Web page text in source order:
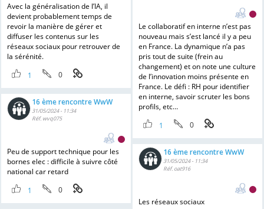
Avec la généralisation de l’IA, il
devient probablement temps de
revoir la manière de gérer et
diffuser les contenus sur les
réseaux sociaux pour retrouver de
la sérénité.
1
0
Le collaboratif en interne n’est pas
nouveau mais s’est lancé il y a peu
en France. La dynamique n’a pas
pris tout de suite (frein au
changement) et on note une culture
de l’innovation moins présente en
France. Le défi : RH pour identifier
en interne, savoir scruter les bons
profils, etc…
1
0
16 ème rencontre WwW
31/05/2024 - 11:34
Réf. wvq075
Peu de support technique pour les
bornes elec : difficile à suivre côté
national car retard
1
0
16 ème rencontre WwW
31/05/2024 - 11:34
Réf. oat916
Les réseaux sociaux